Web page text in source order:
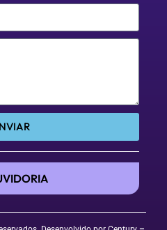
Desenvolvido por Century–
Sutter.